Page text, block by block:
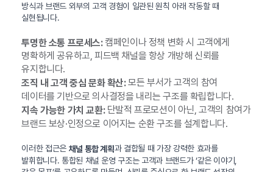
방식과 브랜드 외부의 고객 경험이 일관된 원칙 아래 작동할 때
실현됩니다.
투명한 소통 프로세스:캠페인이나 정책 변화 시 고객에게
명확하게 공유하고, 피드백 채널을 항상 개방해 신뢰를
유지합니다.
조직 내 고객 중심 문화 확산:모든 부서가 고객의 참여
데이터를 기반으로 의사결정을 내리는 구조를 확립합니다.
지속 가능한 가치 교환:단발적 프로모션이 아닌, 고객의 참여가
브랜드 보상·인정으로 이어지는 순환 구조를 설계합니다.
이러한 접근은 채널 통합 계획과 결합될 때 가장 강력한 효과를
발휘합니다. 통합된 채널 운영 구조는 고객과 브랜드가 ‘같은 이야기,